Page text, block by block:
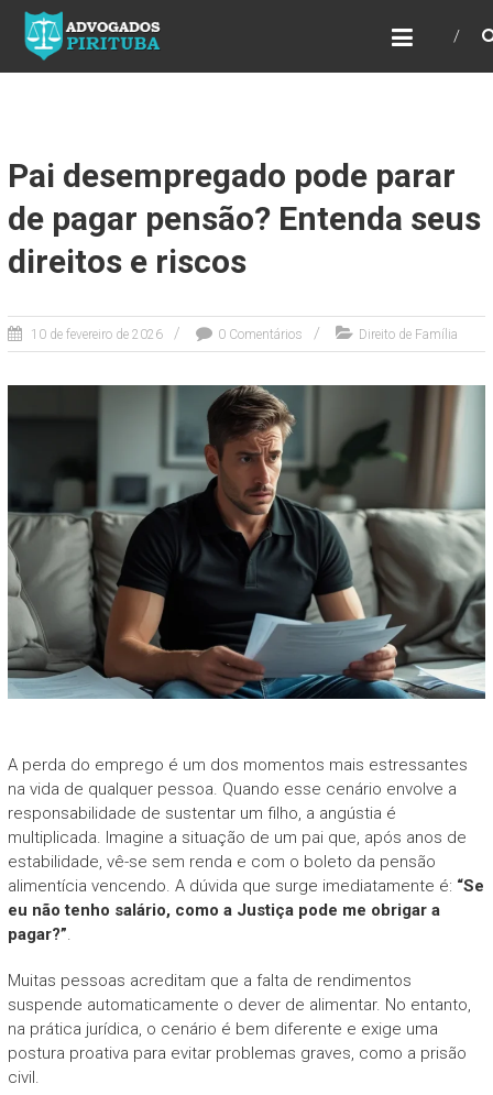
ADVOGADOS PIRITUBA
Precisando de advogado? Entre em contato!
Fazemos toda a assessoria que você
Pai desempregado pode parar
de pagar pensão? Entenda seus
direitos e riscos
10 de fevereiro de 2026 0 Comentários Direito de Família
A perda do emprego é um dos momentos mais estressantes
na vida de qualquer pessoa. Quando esse cenário envolve a
responsabilidade de sustentar um filho, a angústia é
multiplicada. Imagine a situação de um pai que, após anos de
estabilidade, vê-se sem renda e com o boleto da pensão
alimentícia vencendo. A dúvida que surge imediatamente é: “Se
eu não tenho salário, como a Justiça pode me obrigar a
pagar?”.
Muitas pessoas acreditam que a falta de rendimentos
suspende automaticamente o dever de alimentar. No entanto,
na prática jurídica, o cenário é bem diferente e exige uma
postura proativa para evitar problemas graves, como a prisão
civil.